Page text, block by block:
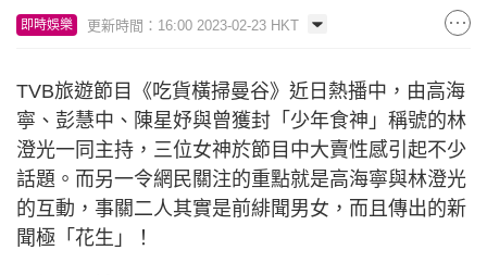
即時娛樂 更新時間：16:00 2023-02-23 HKT
TVB旅遊節目《吃貨橫掃曼谷》近日熱播中，由高海
寧、彭慧中、陳星妤與曾獲封「少年食神」稱號的林
澄光一同主持，三位女神於節目中大賣性感引起不少
話題。而另一令網民關注的重點就是高海寧與林澄光
的互動，事關二人其實是前緋聞男女，而且傳出的新
聞極「花生」！